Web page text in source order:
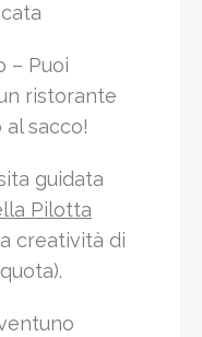
– Puoi
ristorante
sacco!
guidata
Pilotta
creatività di